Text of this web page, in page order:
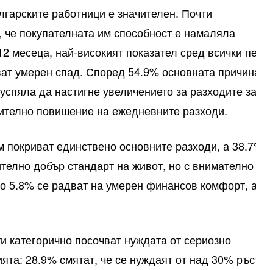
работници е значителен. Почти
покупателната им способност е намаляла
месеца, най-високият показател сред всички
умерен спад. Според 54.9% основната
да настигне увеличението за разходите за
повишение на ежедневните разходи.
единствено основните разходи, а
добър стандарт на живот, но с внимателно
5.8% се радват на умерен финансов комфорт,
посочват нуждата от сериозно
28.9% смятат, че се нуждаят от над 30%